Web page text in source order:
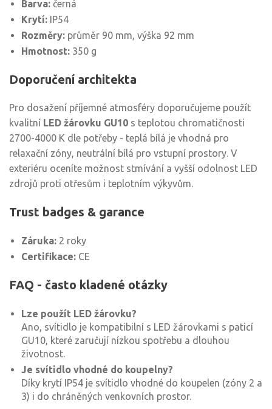
Barva: černá
Krytí: IP54
Rozměry: průměr 90 mm, výška 92 mm
Hmotnost: 350 g
Doporučení architekta
Pro dosažení příjemné atmosféry doporučujeme použít
kvalitní LED žárovku GU10 s teplotou chromatičnosti
2700-4000 K dle potřeby - teplá bílá je vhodná pro
relaxační zóny, neutrální bílá pro vstupní prostory. V
exteriéru oceníte možnost stmívání a vyšší odolnost LED
zdrojů proti otřesům i teplotním výkyvům.
Trust badges & garance
Záruka: 2 roky
Certifikace: CE
FAQ - často kladené otázky
Lze použít LED žárovku?
Ano, svítidlo je kompatibilní s LED žárovkami s paticí
GU10, které zaručují nízkou spotřebu a dlouhou
životnost.
Je svítidlo vhodné do koupelny?
Díky krytí IP54 je svítidlo vhodné do koupelen (zóny 2 a
3) i do chráněných venkovních prostor.